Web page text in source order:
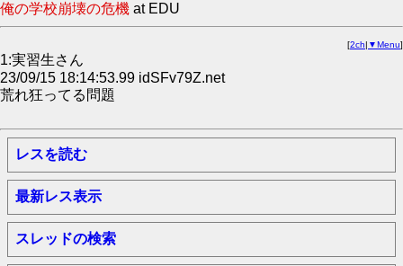
俺の学校崩壊の危機 at EDU
[2ch| ▼Menu]
1:実習生さん
23/09/15 18:14:53.99 idSFv79Z.net
荒れ狂ってる問題
レスを読む
最新レス表示
スレッドの検索